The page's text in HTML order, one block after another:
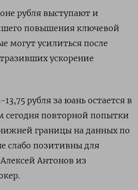
рубля выступают и
повышения ключевой
могут усилиться после
ускорение
рубля за юань остается в
сегодня повторной попытки
границы на данных по
слабо позитивны для
Антонов из